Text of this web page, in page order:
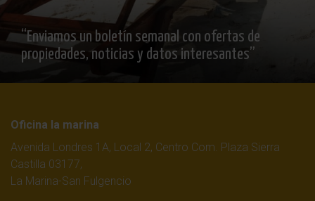
“Enviamos un boletín semanal con ofertas de
propiedades, noticias y datos interesantes”
Oficina la marina
Avenida Londres 1A, Local 2, Centro Com. Plaza Sierra
Castilla 03177,
La Marina-San Fulgencio